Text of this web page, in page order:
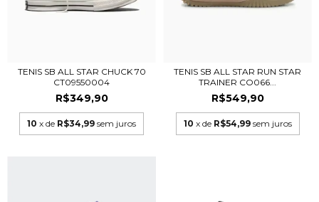
TENIS SB ALL STAR CHUCK 70
CT09550004
R$349,90
10 x de R$34,99 sem juros
TENIS SB ALL STAR RUN STAR
TRAINER CO066...
R$549,90
10 x de R$54,99 sem juros